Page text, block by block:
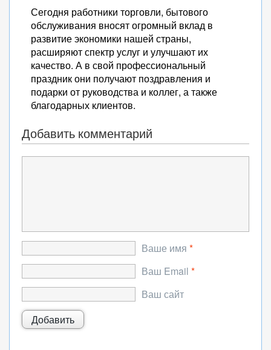
Сегодня работники торговли, бытового
обслуживания вносят огромный вклад в
развитие экономики нашей страны,
расширяют спектр услуг и улучшают их
качество. А в свой профессиональный
праздник они получают поздравления и
подарки от руководства и коллег, а также
благодарных клиентов.
Добавить комментарий
Ваше имя *
Ваш Email *
Ваш сайт